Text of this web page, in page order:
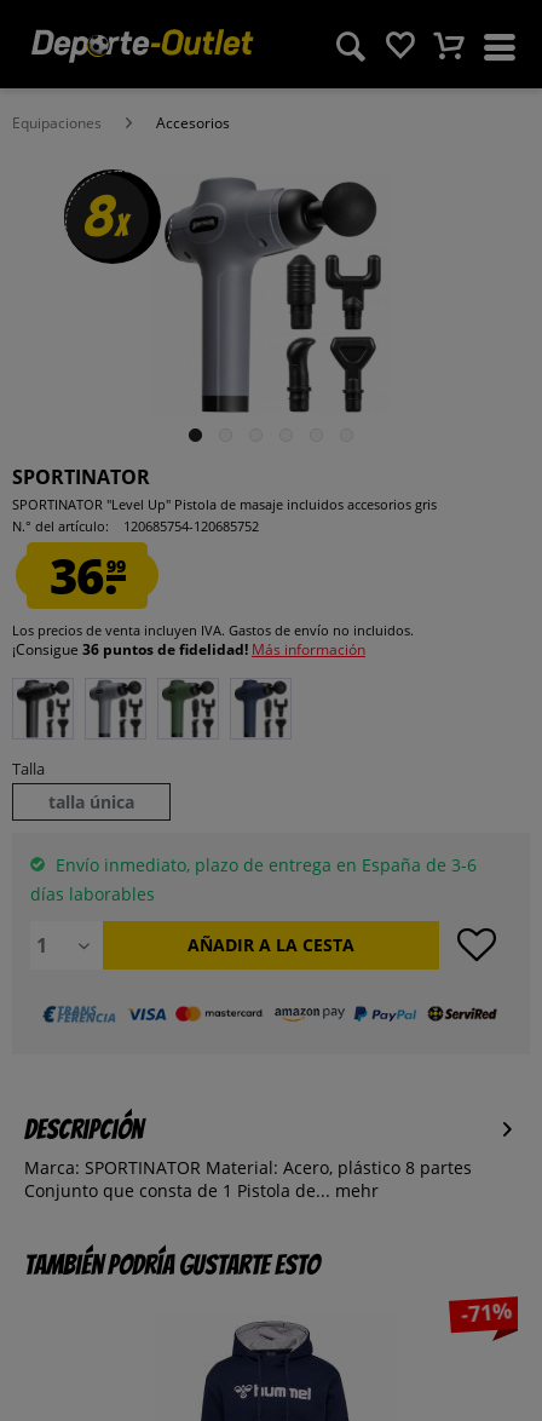
Equipaciones Accesorios
8x
SPORTINATOR
SPORTINATOR "Level Up" Pistola de masaje incluidos accesorios gris
N.° del artículo:
120685754-120685752
36.99
Los precios de venta incluyen IVA. Gastos de envío no incluidos.
¡Consigue 36 puntos de fidelidad! Más información
Talla
talla única
Envío inmediato, plazo de entrega en España de 3-6
días laborables
AÑADIR A LA CESTA
Descripción
Marca: SPORTINATOR Material: Acero, plástico 8 partes
Conjunto que consta de 1 Pistola de... mehr
También podría gustarte esto
-71%